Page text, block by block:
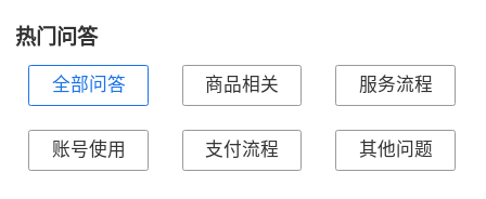
热门问答
全部问答 商品相关 服务流程
账号使用 支付流程 其他问题